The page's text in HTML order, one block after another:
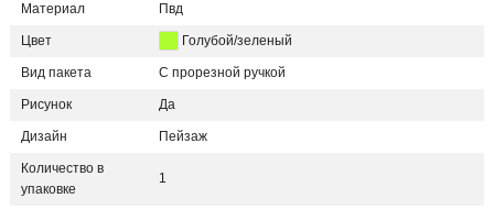
Материал Пвд
Цвет Голубой/зеленый
Вид пакета С прорезной ручкой
Рисунок Да
Дизайн Пейзаж
Количество в
упаковке
1